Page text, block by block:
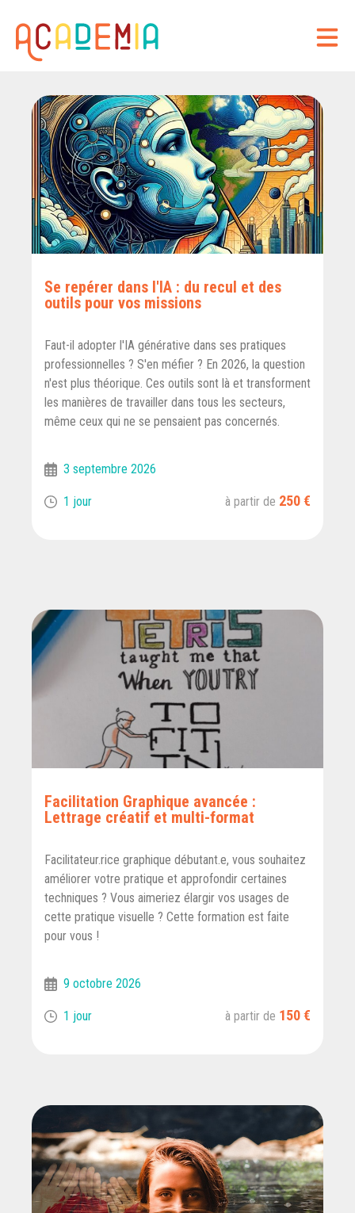
Se repérer dans l'IA : du recul et des
outils pour vos missions
Faut-il adopter l'IA générative dans ses pratiques
professionnelles ? S'en méfier ? En 2026, la question
n'est plus théorique. Ces outils sont là et transforment
les manières de travailler dans tous les secteurs,
même ceux qui ne se pensaient pas concernés.
3 septembre 2026
1 jour à partir de 250 €
Facilitation Graphique avancée :
Lettrage créatif et multi-format
Facilitateur.rice graphique débutant.e, vous souhaitez
améliorer votre pratique et approfondir certaines
techniques ? Vous aimeriez élargir vos usages de
cette pratique visuelle ? Cette formation est faite
pour vous !
9 octobre 2026
1 jour à partir de 150 €